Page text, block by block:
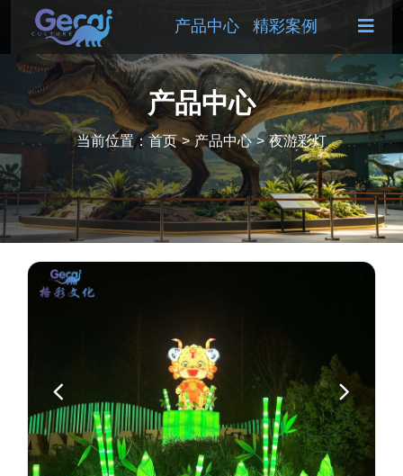
产品中心 精彩案例
产品中心
当前位置：首页 > 产品中心 > 夜游彩灯